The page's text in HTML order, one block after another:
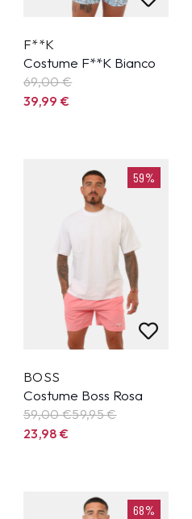
F**K
Costume F**K Bianco
69,00 €
39,99€
59%
BOSS
Costume Boss Rosa
59,00 €59,95€
23,98€
68%